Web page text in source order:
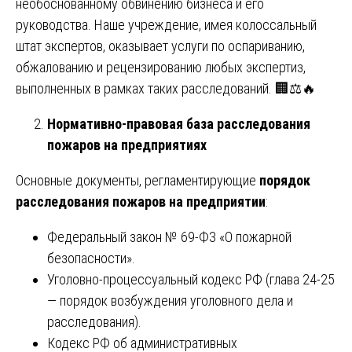
необоснованному обвинению бизнеса и его
руководства. Наше учреждение, имея колоссальный
штат экспертов, оказывает услуги по оспариванию,
обжалованию и рецензированию любых экспертиз,
выполненных в рамках таких расследований. 🏢⚖️🔥
Нормативно-правовая база расследования
пожаров на предприятиях
Основные документы, регламентирующие порядок
расследования пожаров на предприятии:
Федеральный закон № 69-ФЗ «О пожарной
безопасности».
Уголовно-процессуальный кодекс РФ (глава 24-25
— порядок возбуждения уголовного дела и
расследования).
Кодекс РФ об административных